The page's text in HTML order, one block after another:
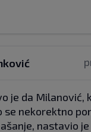
je da Milanović,
se nekorektno
nastavio